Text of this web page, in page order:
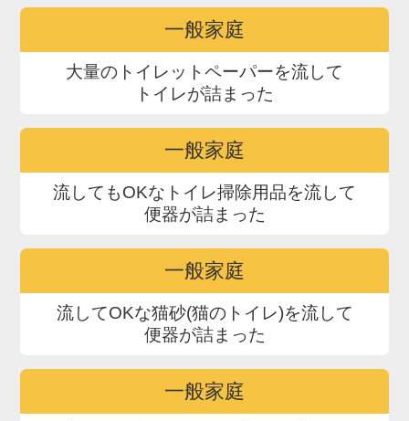
一般家庭
大量のトイレットペーパーを流して
トイレが詰まった
一般家庭
流してもOKなトイレ掃除用品を流して
便器が詰まった
一般家庭
流してOKな猫砂(猫のトイレ)を流して
便器が詰まった
一般家庭